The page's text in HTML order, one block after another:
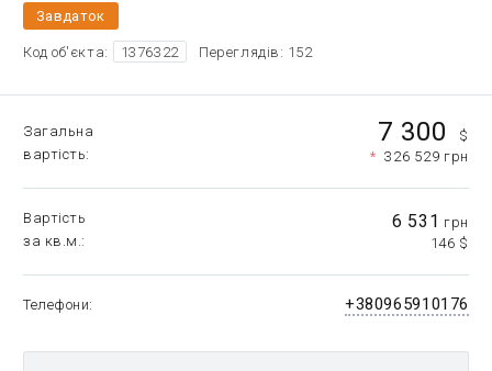
Завдаток
Код об'єкта: 1376322 Переглядів: 152
Загальна
вартість
7 300
$
* 326 529 грн
Вартість
за кв.м.
6 531 грн
146 $
Телефони +380965910176